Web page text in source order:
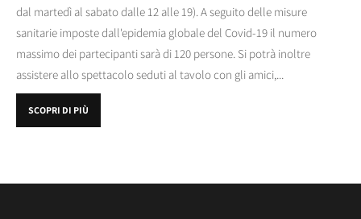
dal martedì al sabato dalle 12 alle 19). A seguito delle misure
sanitarie imposte dall'epidemia globale del Covid-19 il numero
massimo dei partecipanti sarà di 120 persone. Si potrà inoltre
assistere allo spettacolo seduti al tavolo con gli amici,...
SCOPRI DI PIÙ